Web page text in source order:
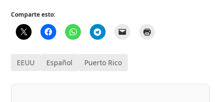
Comparte esto:
EEUU Español Puerto Rico